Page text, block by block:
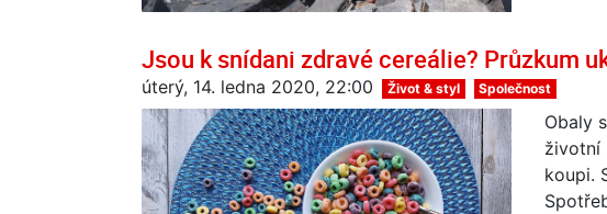
Jsou k snídani zdravé cereálie? Průzkum
úterý, 14. ledna 2020, 22:00 Život & styl Společnost
Obaly
životní
koupi.